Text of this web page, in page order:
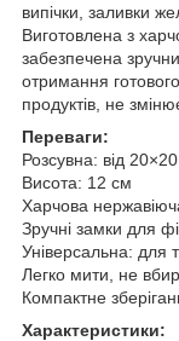
випічки, заливки
Виготовлена з
забезпечена
отримання
продуктів, не
Переваги:
Розсувна: від
Висота: 12 см
Харчова
Зручні замки для
Універсальна: для
Легко мити, не
Компактне
Характеристики: